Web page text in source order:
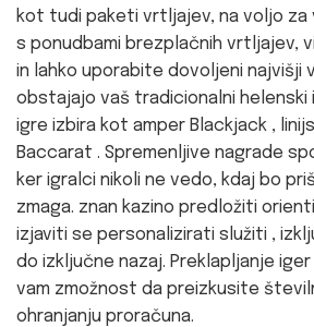
kot tudi paketi vrtljajev, na voljo za
s ponudbami brezplačnih vrtljajev,
in lahko uporabite dovoljeni najvišji
obstajajo vaš tradicionalni helenski
igre izbira kot amper Blackjack ,
Baccarat . Spremenljive nagrade
ker igralci nikoli ne vedo, kdaj bo
zmaga. znan kazino predložiti
izjaviti se personalizirati služiti ,
do izključne nazaj. Preklapljanje
vam zmožnost da preizkusite
ohranjanju proračuna.